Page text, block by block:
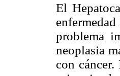
El
problema
neoplasia
con